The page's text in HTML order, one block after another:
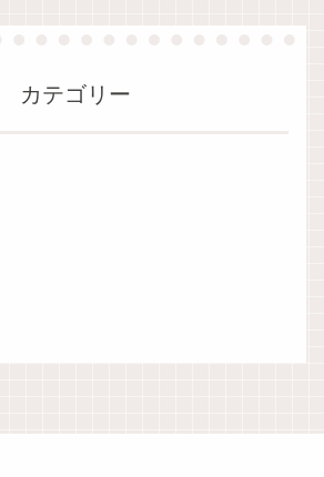
カテゴリー